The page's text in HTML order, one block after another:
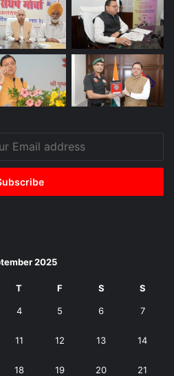
2025
T F S S
4 5 6 7
11 12 13 14
18 19 20 21